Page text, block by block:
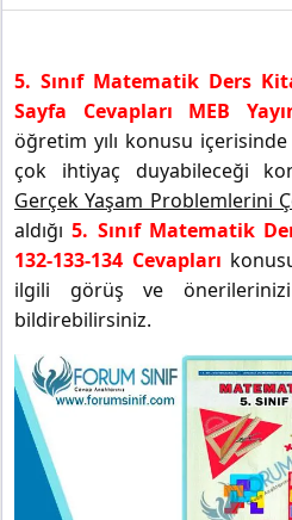
5. Sınıf Matematik Ders
Sayfa Cevapları MEB
öğretim yılı konusu
çok ihtiyaç duyabileceği
Gerçek Yaşam Problemlerini
aldığı5. Sınıf Matematik
132-133-134 Cevapları
ilgili görüş ve
bildirebilirsiniz.